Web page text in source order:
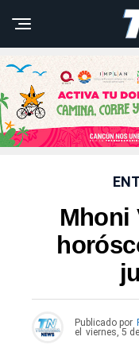
Mhoni
Publicado por
el viernes, 5